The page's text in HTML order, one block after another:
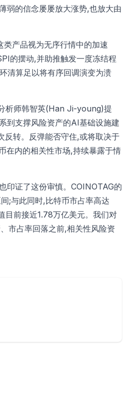
弱的信念屡屡放大涨势,也放大由
产品视为无序行情中的加速
的摆动,并助推触发一度冻结程
清算足以将有序回调演变为溃
析师韩智英(Han Ji-young)提
到支撑风险资产的AI基础设施建
反转。反弹能否守住,或将取决于
在内的相关性市场,持续暴露于情
印证了这份审慎。COINOTAG的
;与此同时,比特币市占率高达
目前接近1.78万亿美元。我们对
市占率回落之前,相关性风险资